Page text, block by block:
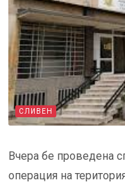
СЛИВЕН
Вчера бе проведена
операция на